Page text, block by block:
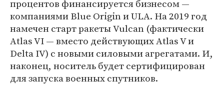
процентов финансируется бизнесом —
компаниями Blue Origin и ULA. На 2019 год
намечен старт ракеты Vulcan (фактически
Atlas VI — вместо действующих Atlas V и
Delta IV) с новыми силовыми агрегатами. И,
наконец, носитель будет сертифицирован
для запуска военных спутников.